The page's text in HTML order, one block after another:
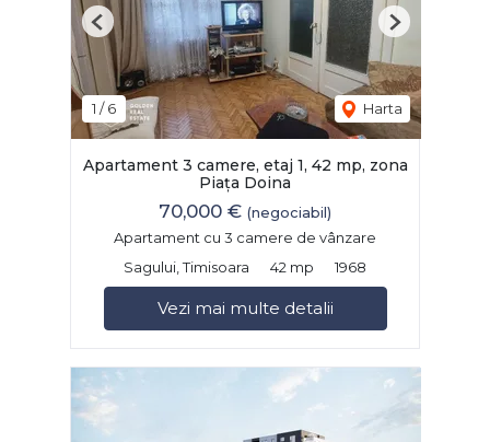
1 /6 Harta
Previous Next
Apartament 3 camere, etaj 1, 42 mp, zona
Piața Doina
70,000 € (negociabil)
Apartament cu 3 camere de vânzare
Sagului, Timisoara
42 mp 1968
Vezi mai multe detalii